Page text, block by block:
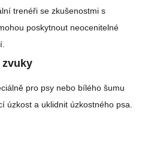
trenéři se zkušenostmi s
poskytnout neocenitelné
pro psy nebo bílého šumu
úzkost a uklidnit úzkostného psa.